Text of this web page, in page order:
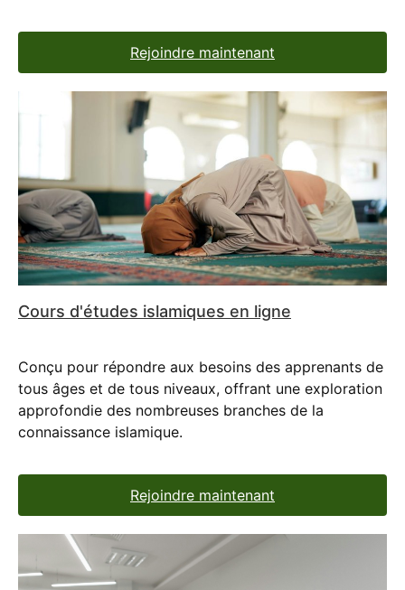
Rejoindre maintenant
Cours d'études islamiques en ligne
Conçu pour répondre aux besoins des apprenants de
tous âges et de tous niveaux, offrant une exploration
approfondie des nombreuses branches de la
connaissance islamique.
Rejoindre maintenant